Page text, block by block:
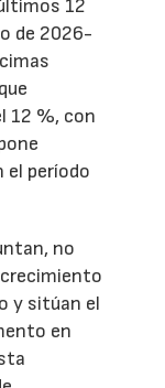
12
de 2026-
12 %, con
el período
no
y sitúan el
en